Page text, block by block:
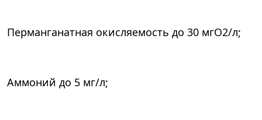
Перманганатная окисляемость до 30 мгО2/л;
Аммоний до 5 мг/л;